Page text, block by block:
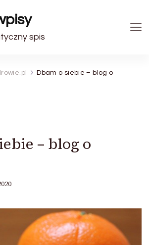
spis
Dbam o siebie – blog o
– blog o